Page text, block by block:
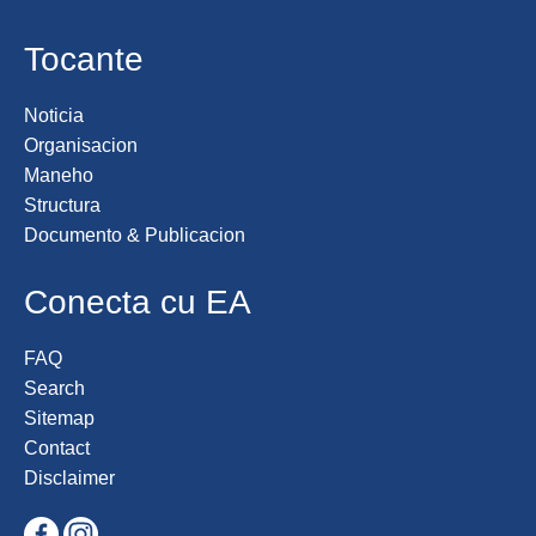
Tocante
Noticia
Organisacion
Maneho
Structura
Documento & Publicacion
Conecta cu EA
FAQ
Search
Sitemap
Contact
Disclaimer